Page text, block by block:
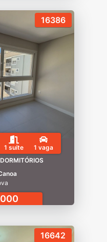
16386
1 suíte
1 vaga
16642